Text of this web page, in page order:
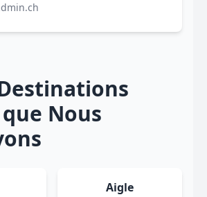
Nous
Aigle